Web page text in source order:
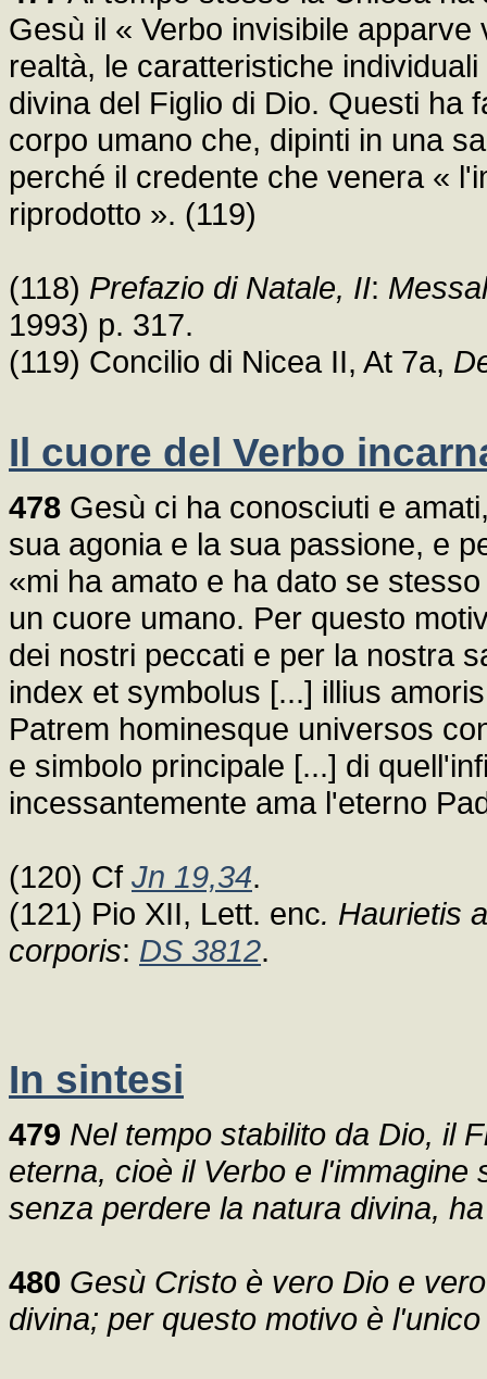
Gesù il « Verbo invisibile
realtà, le caratteristiche
divina del Figlio di Dio. Questi ha
corpo umano che, dipinti in una
perché il credente che venera «
riprodotto ». (119)
(118) Prefazio di Natale, II:
1993) p. 317.
(119) Concilio di Nicea II, At 7a,
Il cuore del Verbo
478 Gesù ci ha conosciuti e
sua agonia e la sua passione, e
«mi ha amato e ha dato se
un cuore umano. Per questo
dei nostri peccati e per la nostra
index et symbolus [...] illius
Patrem hominesque universos
e simbolo principale [...] di
incessantemente ama l'eterno
(120) Cf Jn 19,34.
(121) Pio XII, Lett. enc. Haurietis
corporis: DS 3812.
In sintesi
479 Nel tempo stabilito da Dio, il
eterna, cioè il Verbo e
senza perdere la natura divina,
480 Gesù Cristo è vero Dio e
divina; per questo motivo è